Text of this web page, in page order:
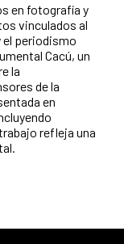
en fotografía y
vinculados al
periodismo
Cacú, un
la
de la
en
refleja una